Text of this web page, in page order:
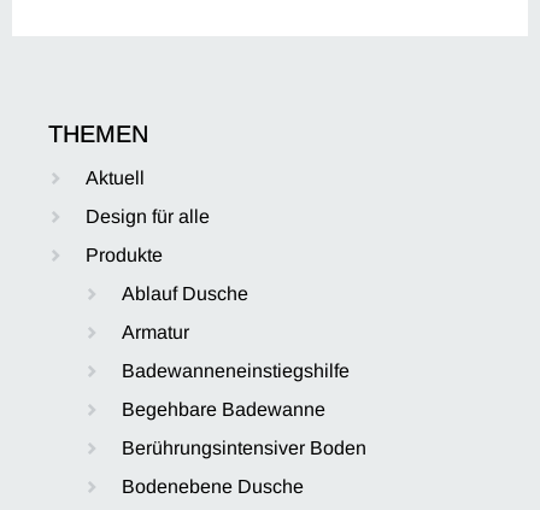
THEMEN
Aktuell
Design für alle
Produkte
Ablauf Dusche
Armatur
Badewanneneinstiegshilfe
Begehbare Badewanne
Berührungsintensiver Boden
Bodenebene Dusche